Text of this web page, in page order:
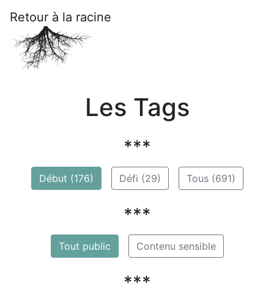
Retour à la racine
Les Tags
***
Début (176) Défi (29) Tous (691)
***
Tout public Contenu sensible
***